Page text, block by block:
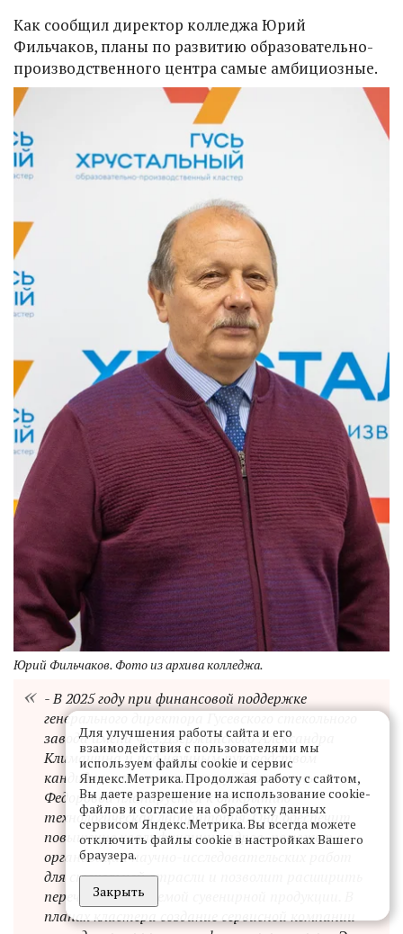
Как сообщил директор колледжа Юрий
Фильчаков, планы по развитию образовательно-
производственного центра самые амбициозные.
Юрий Фильчаков. Фото из архива колледжа.
- В 2025 году при финансовой поддержке
генерального директора Гусевского стекольного
завода имени Ф.Э.Дзержинского Александра
Климашина и под научным руководством
кандидата технических наук Валентины
Федоровой планируется к открытию
технологическая лаборатория. Она обеспечит
повышение квалификации кадров, поможет в
организации научно-исследовательских работ
для стекольной отрасли и позволит расширить
перечень выпускаемой сувенирной продукции. В
планах кластера создание сервисной компании
Для улучшения работы сайта и его
взаимодействия с пользователями мы
используем файлы cookie и сервис
Яндекс.Метрика. Продолжая работу с сайтом,
Вы даете разрешение на использование cookie-
файлов и согласие на обработку данных
сервисом Яндекс.Метрика. Вы всегда можете
отключить файлы cookie в настройках Вашего
браузера.
Закрыть